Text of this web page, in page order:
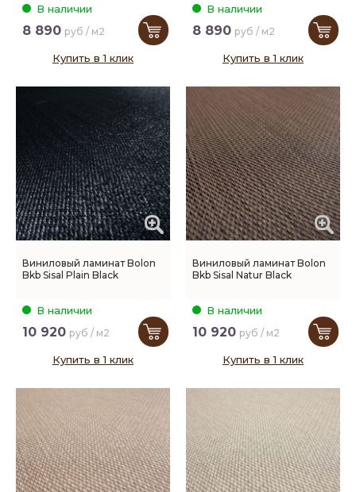
В наличии
8 890 руб / м2
Купить в 1 клик
В наличии
8 890 руб / м2
Купить в 1 клик
Виниловый ламинат Bolon
Bkb Sisal Plain Black
В наличии
10 920 руб / м2
Купить в 1 клик
Виниловый ламинат Bolon
Bkb Sisal Natur Black
В наличии
10 920 руб / м2
Купить в 1 клик